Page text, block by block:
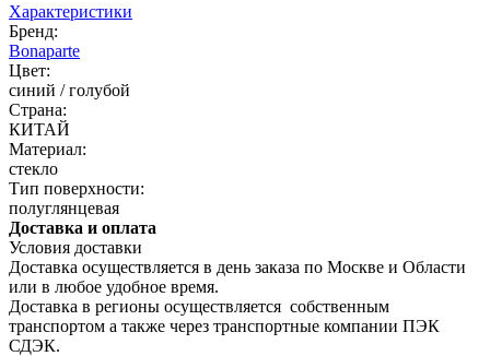
Характеристики
Бренд:
Bonaparte
Цвет:
синий / голубой
Страна:
КИТАЙ
Материал:
стекло
Тип поверхности:
полуглянцевая
Доставка и оплата
Условия доставки
Доставка осуществляется в день заказа по Москве и Области
или в любое удобное время.
Доставка в регионы осуществляется собственным
транспортом а также через транспортные компании ПЭК
СДЭК.